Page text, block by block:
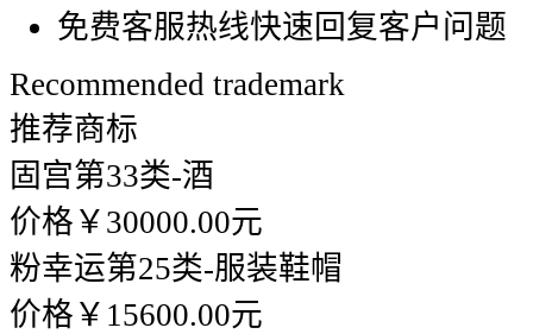
免费客服热线快速回复客户问题
Recommended trademark
推荐商标
固宫第33类-酒
价格￥30000.00元
粉幸运第25类-服装鞋帽
价格￥15600.00元